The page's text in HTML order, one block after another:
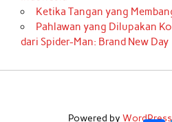
Ketika Tangan yang
Pahlawan yang Dilupakan
dari Spider-Man: Brand New Day
Powered by WordPress